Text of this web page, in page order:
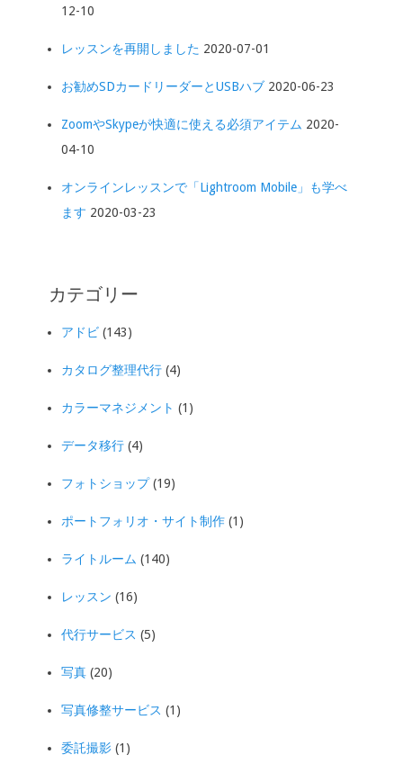
12-10
レッスンを再開しました 2020-07-01
お勧めSDカードリーダーとUSBハブ 2020-06-23
ZoomやSkypeが快適に使える必須アイテム 2020-
04-10
オンラインレッスンで「Lightroom Mobile」も学べ
ます 2020-03-23
カテゴリー
アドビ (143)
カタログ整理代行 (4)
カラーマネジメント (1)
データ移行 (4)
フォトショップ(19)
ポートフォリオ・サイト制作 (1)
ライトルーム (140)
レッスン (16)
代行サービス (5)
写真 (20)
写真修整サービス (1)
委託撮影 (1)